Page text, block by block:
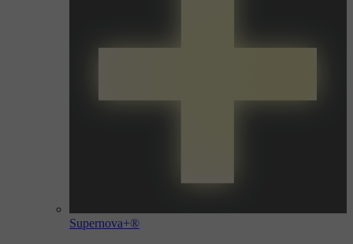
Supernova+®